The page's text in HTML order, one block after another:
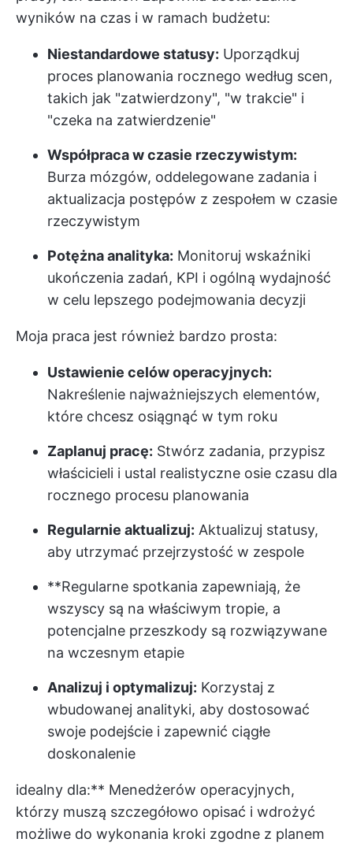
wyników na czas i w ramach budżetu:
Niestandardowe statusy: Uporządkuj
proces planowania rocznego według scen,
takich jak "zatwierdzony", "w trakcie" i
"czeka na zatwierdzenie"
Współpraca w czasie rzeczywistym:
Burza mózgów, oddelegowane zadania i
aktualizacja postępów z zespołem w czasie
rzeczywistym
Potężna analityka: Monitoruj wskaźniki
ukończenia zadań, KPI i ogólną wydajność
w celu lepszego podejmowania decyzji
Moja praca jest również bardzo prosta:
Ustawienie celów operacyjnych:
Nakreślenie najważniejszych elementów,
które chcesz osiągnąć w tym roku
Zaplanuj pracę: Stwórz zadania, przypisz
właścicieli i ustal realistyczne osie czasu dla
rocznego procesu planowania
Regularnie aktualizuj: Aktualizuj statusy,
aby utrzymać przejrzystość w zespole
**Regularne spotkania zapewniają, że
wszyscy są na właściwym tropie, a
potencjalne przeszkody są rozwiązywane
na wczesnym etapie
Analizuj i optymalizuj: Korzystaj z
wbudowanej analityki, aby dostosować
swoje podejście i zapewnić ciągłe
doskonalenie
idealny dla:** Menedżerów operacyjnych,
którzy muszą szczegółowo opisać i wdrożyć
możliwe do wykonania kroki zgodne z planem